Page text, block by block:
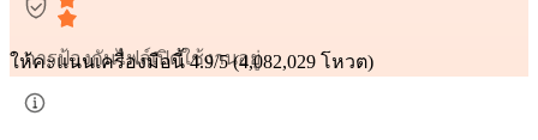
การป้องกันไฟล์เปิดใช้งานอยู่
ให้คะแนนเครื่องมือนี้4.9/5 (4,082,029 โหวต)